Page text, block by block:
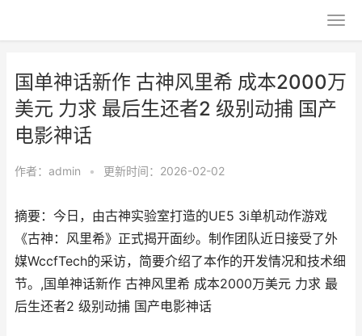
国单神话新作 古神风里希 成本2000万
美元 力求 最后生还者2 级别动捕 国产
电影神话
作者： admin • 更新时间：2026-02-02
摘要：今日，由古神实验室打造的UE5 3i单机动作游戏
《古神：风里希》正式揭开面纱。制作团队近日接受了外
媒WccfTech的采访，简要介绍了本作的开发情况和技术细
节。,国单神话新作 古神风里希 成本2000万美元 力求 最
后生还者2 级别动捕 国产电影神话